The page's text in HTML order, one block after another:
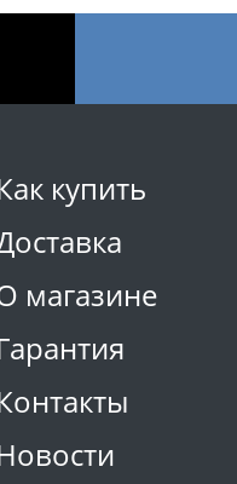
купить
магазине